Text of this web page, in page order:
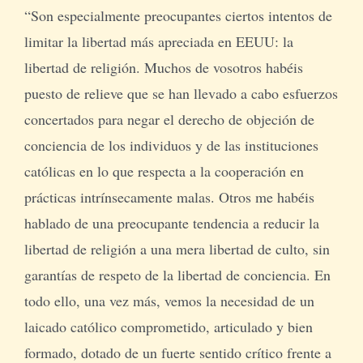
“Son especialmente preocupantes ciertos intentos de
limitar la libertad más apreciada en EEUU: la
libertad de religión. Muchos de vosotros habéis
puesto de relieve que se han llevado a cabo esfuerzos
concertados para negar el derecho de objeción de
conciencia de los individuos y de las instituciones
católicas en lo que respecta a la cooperación en
prácticas intrínsecamente malas. Otros me habéis
hablado de una preocupante tendencia a reducir la
libertad de religión a una mera libertad de culto, sin
garantías de respeto de la libertad de conciencia. En
todo ello, una vez más, vemos la necesidad de un
laicado católico comprometido, articulado y bien
formado, dotado de un fuerte sentido crítico frente a